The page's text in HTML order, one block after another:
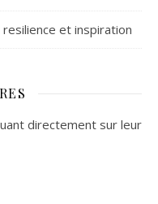
et inspiration
directement sur leur